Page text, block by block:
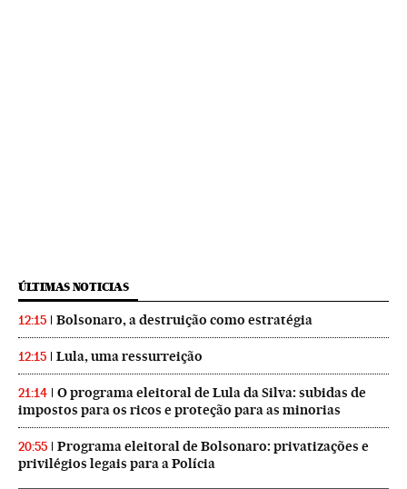
ÚLTIMAS NOTICIAS
12:15 Bolsonaro, a destruição como estratégia
12:15 Lula, uma ressurreição
21:14
O programa eleitoral de Lula da Silva: subidas de
impostos para os ricos e proteção para as minorias
20:55
Programa eleitoral de Bolsonaro: privatizações e
privilégios legais para a Polícia